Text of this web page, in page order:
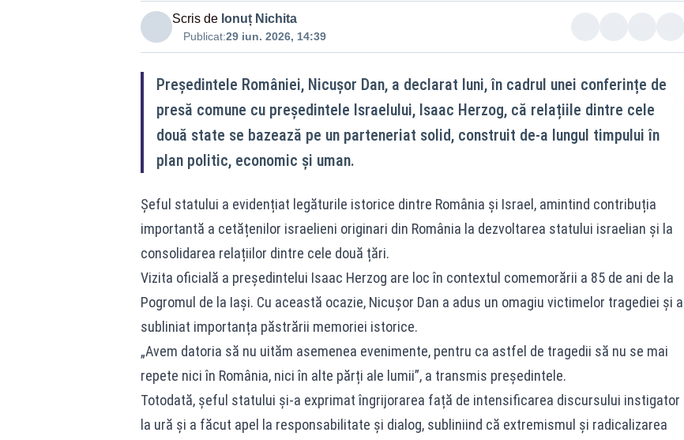
Scris de Ionuț Nichita
Publicat:29 iun. 2026, 14:39
Președintele României, Nicușor Dan, a declarat luni, în cadrul unei conferințe de
presă comune cu președintele Israelului, Isaac Herzog, că relațiile dintre cele
două state se bazează pe un parteneriat solid, construit de-a lungul timpului în
plan politic, economic și uman.
Șeful statului a evidențiat legăturile istorice dintre România și Israel, amintind contribuția
importantă a cetățenilor israelieni originari din România la dezvoltarea statului israelian și la
consolidarea relațiilor dintre cele două țări.
Vizita oficială a președintelui Isaac Herzog are loc în contextul comemorării a 85 de ani de la
Pogromul de la Iași. Cu această ocazie, Nicușor Dan a adus un omagiu victimelor tragediei și a
subliniat importanța păstrării memoriei istorice.
„Avem datoria să nu uităm asemenea evenimente, pentru ca astfel de tragedii să nu se mai
repete nici în România, nici în alte părți ale lumii”, a transmis președintele.
Totodată, șeful statului și-a exprimat îngrijorarea față de intensificarea discursului instigator
la ură și a făcut apel la responsabilitate și dialog, subliniind că extremismul și radicalizarea